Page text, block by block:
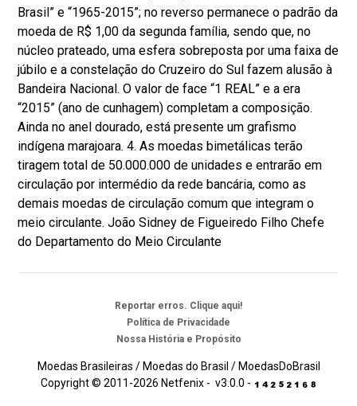
Brasil” e “1965-2015”; no reverso permanece o padrão da
moeda de R$ 1,00 da segunda família, sendo que, no
núcleo prateado, uma esfera sobreposta por uma faixa de
júbilo e a constelação do Cruzeiro do Sul fazem alusão à
Bandeira Nacional. O valor de face “1 REAL” e a era
“2015” (ano de cunhagem) completam a composição.
Ainda no anel dourado, está presente um grafismo
indígena marajoara. 4. As moedas bimetálicas terão
tiragem total de 50.000.000 de unidades e entrarão em
circulação por intermédio da rede bancária, como as
demais moedas de circulação comum que integram o
meio circulante. João Sidney de Figueiredo Filho Chefe
do Departamento do Meio Circulante
Reportar erros. Clique aqui!
Política de Privacidade
Nossa História e Propósito
Moedas Brasileiras / Moedas do Brasil / MoedasDoBrasil
Copyright © 2011-2026 Netfenix - v3.0.0 -